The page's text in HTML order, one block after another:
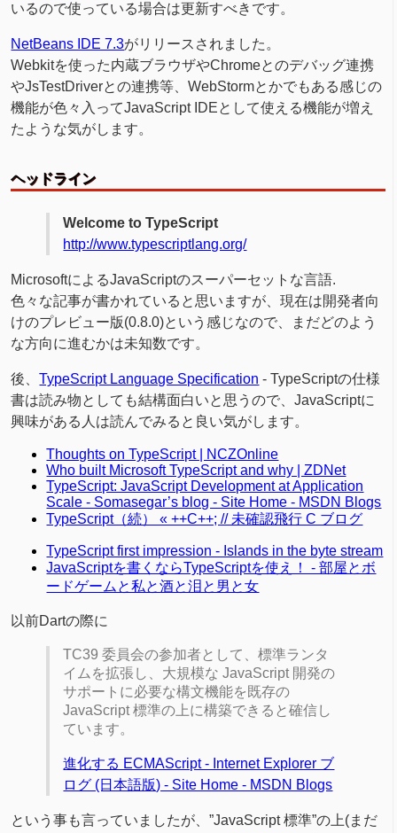
いるので使っている場合は更新すべきです。
NetBeans IDE 7.3がリリースされました。
Webkitを使った内蔵ブラウザやChromeとのデバッグ連携
やJsTestDriverとの連携等、WebStormとかでもある感じの
機能が色々入ってJavaScript IDEとして使える機能が増え
たような気がします。
ヘッドライン
Welcome to TypeScript
http://www.typescriptlang.org/
MicrosoftによるJavaScriptのスーパーセットな言語.
色々な記事が書かれていると思いますが、現在は開発者向
けのプレビュー版(0.8.0)という感じなので、まだどのよう
な方向に進むかは未知数です。
後、TypeScript Language Specification - TypeScriptの仕様
書は読み物としても結構面白いと思うので、JavaScriptに
興味がある人は読んでみると良い気がします。
Thoughts on TypeScript | NCZOnline
Who built Microsoft TypeScript and why | ZDNet
TypeScript: JavaScript Development at Application
Scale - Somasegar’s blog - Site Home - MSDN Blogs
TypeScript（続） « ++C++; // 未確認飛行 C ブログ
TypeScript first impression - Islands in the byte stream
JavaScriptを書くならTypeScriptを使え！ - 部屋とボ
ードゲームと私と酒と泪と男と女
以前Dartの際に
TC39 委員会の参加者として、標準ランタ
イムを拡張し、大規模な JavaScript 開発の
サポートに必要な構文機能を既存の
JavaScript 標準の上に構築できると確信し
ています。
進化する ECMAScript - Internet Explorer ブ
ログ (日本語版) - Site Home - MSDN Blogs
という事も言っていましたが、”JavaScript 標準”の上(まだ